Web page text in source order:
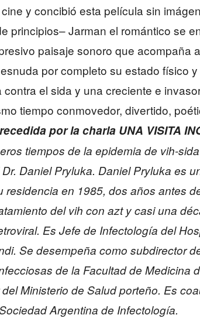
y concibió esta película sin
principios– Jarman el romántico se
paisaje sonoro que acompaña
por completo su estado físico
el sida y una creciente e
tiempo conmovedor, divertido,
por la charla UNA VISITA
tiempos de la epidemia de vih-
Daniel Pryluka. Daniel Pryluka es
en 1985, dos años antes
del vih con azt y casi una
Es Jefe de Infectología del
Se desempeña como subdirector
de la Facultad de Medicina
Ministerio de Salud porteño. Es
Argentina de Infectología.